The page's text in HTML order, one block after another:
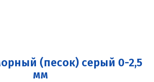
(песок) серый 0-2,5
мм